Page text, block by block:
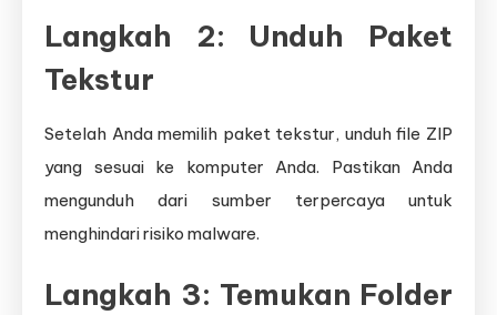
Langkah 2: Unduh Paket
Tekstur
Setelah Anda memilih paket tekstur, unduh file ZIP
yang sesuai ke komputer Anda. Pastikan Anda
mengunduh dari sumber terpercaya untuk
menghindari risiko malware.
Langkah 3: Temukan Folder